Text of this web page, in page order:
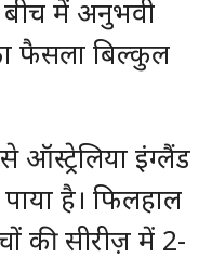
में अनुभवी
फैसला बिल्कुल
ऑस्ट्रेलिया इंग्लैंड
है। फिलहाल
की सीरीज़ में 2-